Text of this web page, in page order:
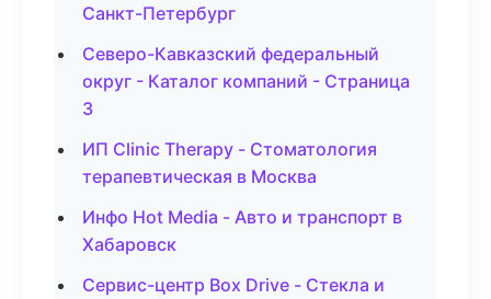
Санкт-Петербург
Северо-Кавказский федеральный
округ - Каталог компаний - Страница
3
ИП Clinic Therapy - Стоматология
терапевтическая в Москва
Инфо Hot Media - Авто и транспорт в
Хабаровск
Сервис-центр Box Drive - Стекла и